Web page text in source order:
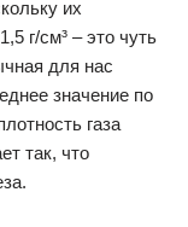
их
г/см³ – это чуть
для нас
значение по
газа
так, что